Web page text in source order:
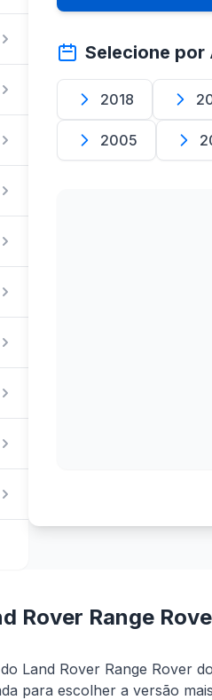
Selecione por
2018
2005
Rover Range
Land Rover Range Rover
para escolher a versão